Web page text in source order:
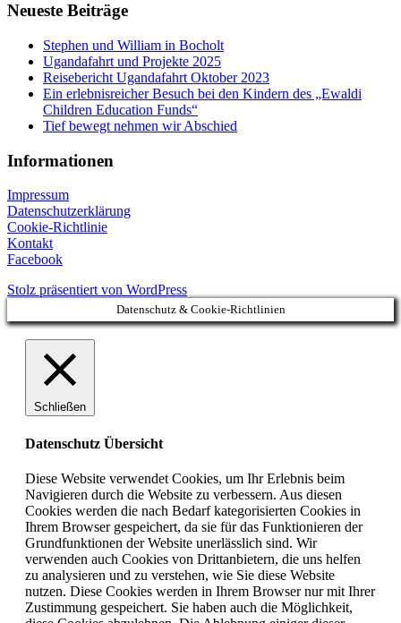
Neueste Beiträge
Stephen und William in Bocholt
Ugandafahrt und Projekte 2025
Reisebericht Ugandafahrt Oktober 2023
Ein erlebnisreicher Besuch bei den Kindern des „Ewaldi
Children Education Funds“
Tief bewegt nehmen wir Abschied
Informationen
Impressum
Datenschutzerklärung
Cookie-Richtlinie
Kontakt
Facebook
Stolz präsentiert von WordPress
Datenschutz & Cookie-Richtlinien
Schließen
Datenschutz Übersicht
Diese Website verwendet Cookies, um Ihr Erlebnis beim
Navigieren durch die Website zu verbessern. Aus diesen
Cookies werden die nach Bedarf kategorisierten Cookies in
Ihrem Browser gespeichert, da sie für das Funktionieren der
Grundfunktionen der Website unerlässlich sind. Wir
verwenden auch Cookies von Drittanbietern, die uns helfen
zu analysieren und zu verstehen, wie Sie diese Website
nutzen. Diese Cookies werden in Ihrem Browser nur mit Ihrer
Zustimmung gespeichert. Sie haben auch die Möglichkeit,